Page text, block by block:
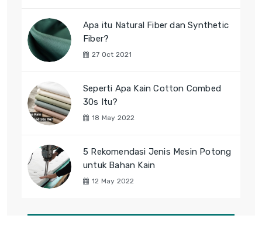
Apa itu Natural Fiber dan Synthetic
Fiber?
27 Oct 2021
Seperti Apa Kain Cotton Combed
30s Itu?
18 May 2022
5 Rekomendasi Jenis Mesin Potong
untuk Bahan Kain
12 May 2022